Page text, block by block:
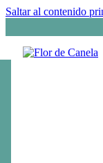
Saltar al contenido